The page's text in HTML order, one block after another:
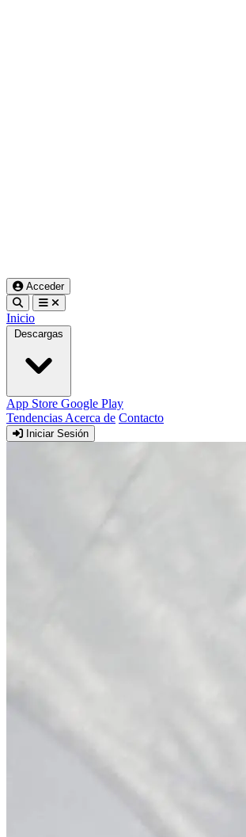
Acceder
Inicio
Descargas
App Store Google Play
Tendencias Acerca de Contacto
Iniciar Sesión